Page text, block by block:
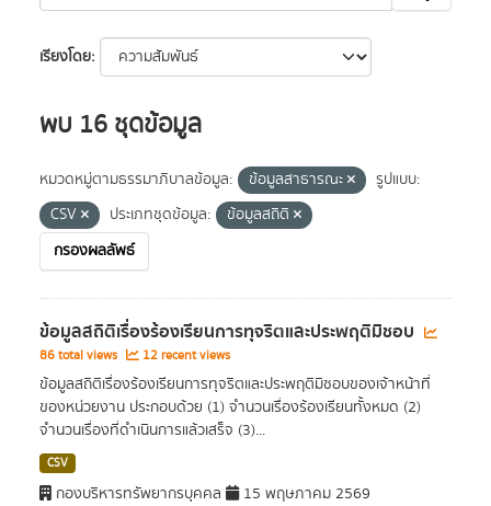
เรียงโดย
พบ 16 ชุดข้อมูล
หมวดหมู่ตามธรรมาภิบาลข้อมูล: ข้อมูลสาธารณะ
รูปแบบ:
CSV
ประเภทชุดข้อมูล:
ข้อมูลสถิติ
กรองผลลัพธ์
ข้อมูลสถิติเรื่องร้องเรียนการทุจริตและประพฤติมิชอบ
86 total views 12 recent views
ข้อมูลสถิติเรื่องร้องเรียนการทุจริตและประพฤติมิชอบของเจ้าหน้าที่
ของหน่วยงาน ประกอบด้วย (1) จำนวนเรื่องร้องเรียนทั้งหมด (2)
จำนวนเรื่องที่ดำเนินการแล้วเสร็จ (3)...
CSV
กองบริหารทรัพยากรบุคคล 15 พฤษภาคม 2569